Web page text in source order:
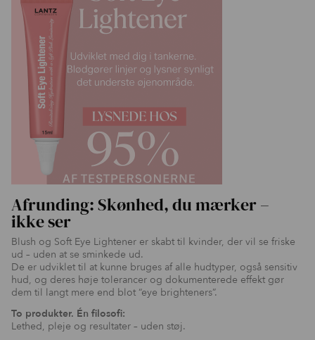
Afrunding: Skønhed, du mærker –
ikke ser
Blush og Soft Eye Lightener er skabt til kvinder, der vil se friske
ud – uden at se sminkede ud.
De er udviklet til at kunne bruges af alle hudtyper, også sensitiv
hud, og deres høje tolerancer og dokumenterede effekt gør
dem til langt mere end blot “eye brighteners”.
To produkter. Én filosofi:
Lethed, pleje og resultater – uden støj.